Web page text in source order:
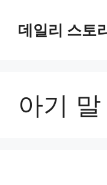
데일리 스토
아기